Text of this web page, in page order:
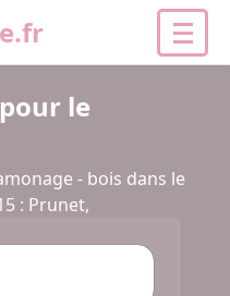
le
- bois dans le
: Prunet,